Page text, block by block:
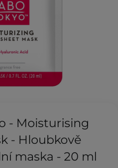
- Moisturising
- Hloubkově
maska - 20 ml